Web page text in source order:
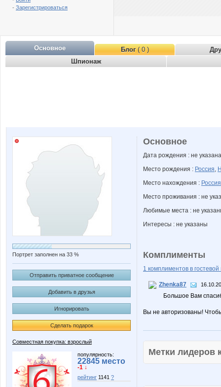
- Зарегистрироваться
Основное Блог( 0 )
Шпионаж
Портрет заполнен на 33 %
Отправить приватное сообщение
Добавить в друзья
Игнорировать
Сделать подарок
Совместная покупка: взрослый
популярность:
22845 место
-1 ↓
рейтинг 1141 ?
Основное
Дата рождения : не указана
Место рождения : Россия,
Место нахождения : Россия
Место проживания : не
Любимые места : не
Интересы : не указаны
Комплименты
1 комплиментов в гостевой
Zhenka87
Большое Вам
Вы не авторизованы!
Метки